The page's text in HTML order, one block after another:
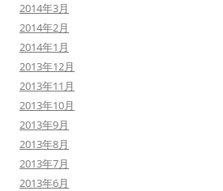
2014年3月
2014年2月
2014年1月
2013年12月
2013年11月
2013年10月
2013年9月
2013年8月
2013年7月
2013年6月